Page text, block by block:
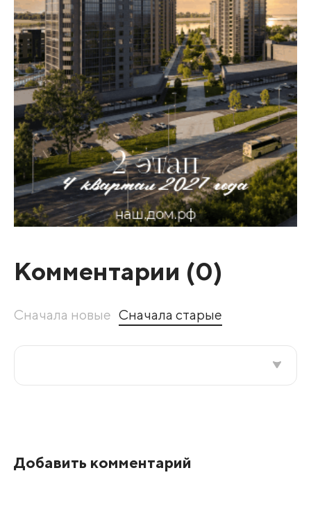
Комментарии (0)
Сначала новые Сначала старые
Добавить комментарий